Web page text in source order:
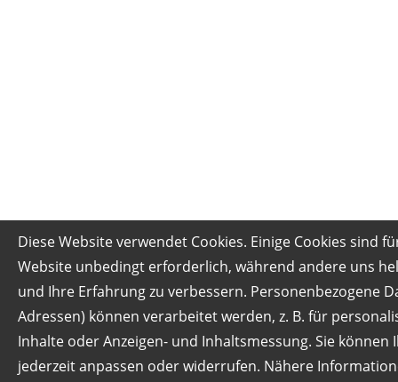
Diese Website verwendet Cookies. Einige Cookies sind
Website unbedingt erforderlich, während andere uns
und Ihre Erfahrung zu verbessern. Personenbezogene
Adressen) können verarbeitet werden, z. B. für
Inhalte oder Anzeigen- und Inhaltsmessung. Sie können
jederzeit anpassen oder widerrufen. Nähere